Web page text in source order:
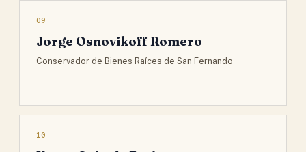
09
Jorge Osnovikoff Romero
Conservador de Bienes Raíces de San Fernando
10